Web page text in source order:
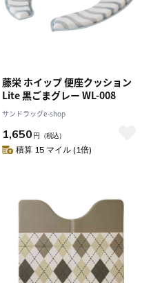
藤栄 ホイップ 便座クッション
Lite 黒ごまグレー WL-008
サンドラッグe-shop
1,650 円 （税込）
積算 15 マイル (1倍)